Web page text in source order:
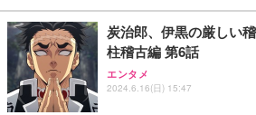
炭治郎、伊黒の厳しい
柱稽古編 第6話
エンタメ
2024.6.16(日) 15:47